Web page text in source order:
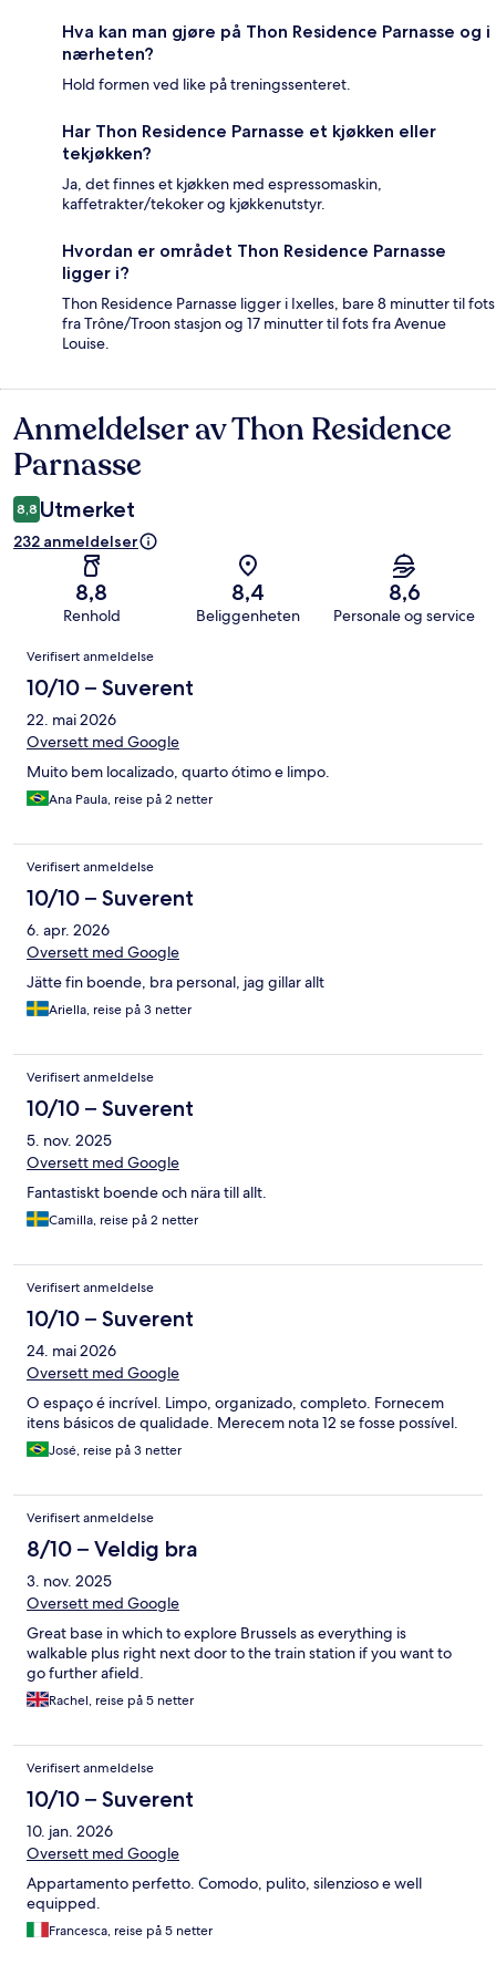
Hva kan man gjøre på Thon Residence Parnasse og i
nærheten?
Hold formen ved like på treningssenteret.
Har Thon Residence Parnasse et kjøkken eller
tekjøkken?
Ja, det finnes et kjøkken med espressomaskin,
kaffetrakter/tekoker og kjøkkenutstyr.
Hvordan er området Thon Residence Parnasse
ligger i?
Thon Residence Parnasse ligger i Ixelles, bare 8 minutter til fots
fra Trône/Troon stasjon og 17 minutter til fots fra Avenue
Louise.
Anmeldelser
Anmeldelser av Thon Residence
Parnasse
8,8 Utmerket
232 anmeldelser
8,8
Renhold
8,4
Beliggenheten
8,6
Personale og service
Anmeldelser
Verifisert anmeldelse
10/10 – Suverent
22. mai 2026
Oversett med Google
Muito bem localizado, quarto ótimo e limpo.
Ana Paula, reise på 2 netter
Verifisert anmeldelse
10/10 – Suverent
6. apr. 2026
Oversett med Google
Jätte fin boende, bra personal, jag gillar allt
Ariella, reise på 3 netter
Verifisert anmeldelse
10/10 – Suverent
5. nov. 2025
Oversett med Google
Fantastiskt boende och nära till allt.
Camilla, reise på 2 netter
Verifisert anmeldelse
10/10 – Suverent
24. mai 2026
Oversett med Google
O espaço é incrível. Limpo, organizado, completo. Fornecem
itens básicos de qualidade. Merecem nota 12 se fosse possível.
José, reise på 3 netter
Verifisert anmeldelse
8/10 – Veldig bra
3. nov. 2025
Oversett med Google
Great base in which to explore Brussels as everything is
walkable plus right next door to the train station if you want to
go further afield.
Rachel, reise på 5 netter
Verifisert anmeldelse
10/10 – Suverent
10. jan. 2026
Oversett med Google
Appartamento perfetto. Comodo, pulito, silenzioso e well
equipped.
Francesca, reise på 5 netter